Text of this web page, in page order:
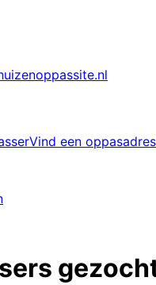
site.nl
Vind een oppasadres